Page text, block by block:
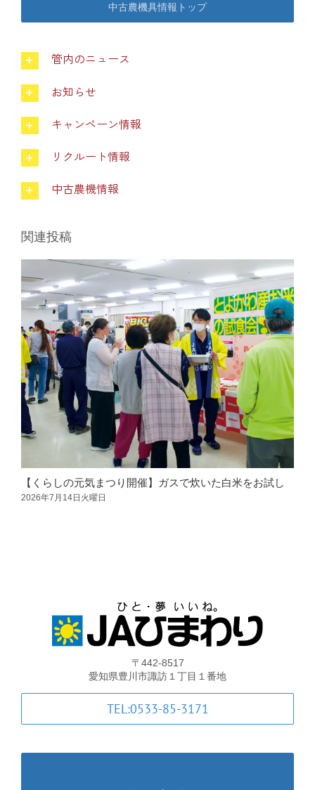
不動産
JAバンク・JA共済
JAバンクのご案内
キャンペーン情報
各種金利一覧
支店・ATM一覧
JA共済のご案内
土曜共済窓口相談会
JA共済 自動車事故相談連絡
中古農機具情報トップ
管内のニュース
お知らせ
キャンペーン情報
リクルート情報
中古農機情報
関連投稿
【くらしの元気まつり開催】ガスで炊いた白米をお試し
2026年7月14日火曜日
〒442-8517
愛知県豊川市諏訪１丁目１番地
TEL:0533-85-3171